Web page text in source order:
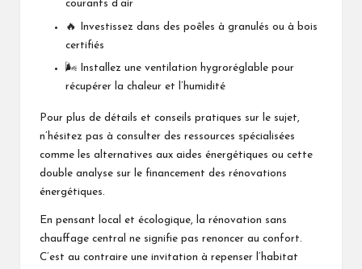
courants d’air
🔥 Investissez dans des poêles à granulés ou à bois
certifiés
🌬️ Installez une ventilation hygroréglable pour
récupérer la chaleur et l’humidité
Pour plus de détails et conseils pratiques sur le sujet,
n’hésitez pas à consulter des ressources spécialisées
comme les alternatives aux aides énergétiques ou cette
double analyse sur le financement des rénovations
énergétiques.
En pensant local et écologique, la rénovation sans
chauffage central ne signifie pas renoncer au confort.
C’est au contraire une invitation à repenser l’habitat